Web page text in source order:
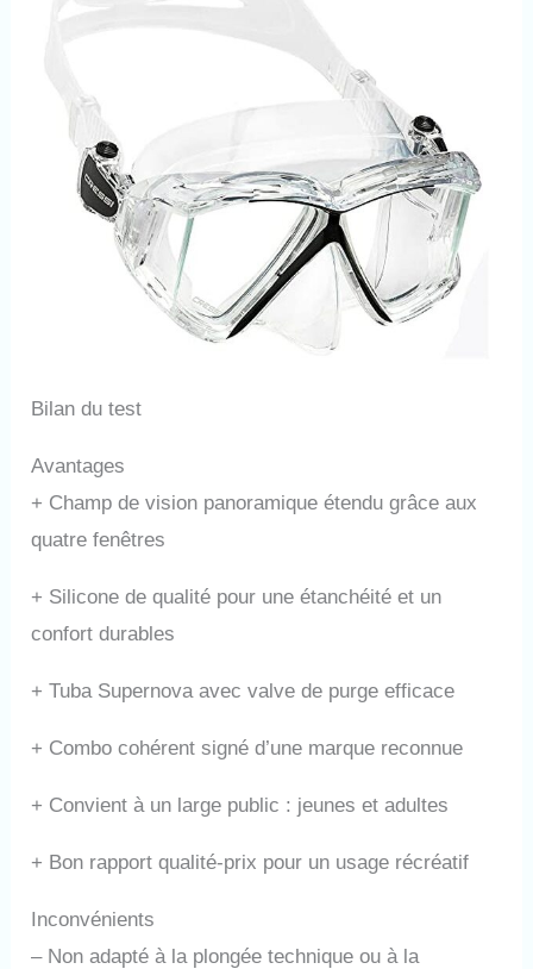
Bilan du test
Avantages
+ Champ de vision panoramique étendu grâce aux
quatre fenêtres
+ Silicone de qualité pour une étanchéité et un
confort durables
+ Tuba Supernova avec valve de purge efficace
+ Combo cohérent signé d’une marque reconnue
+ Convient à un large public : jeunes et adultes
+ Bon rapport qualité-prix pour un usage récréatif
Inconvénients
–Non adapté à la plongée technique ou à la